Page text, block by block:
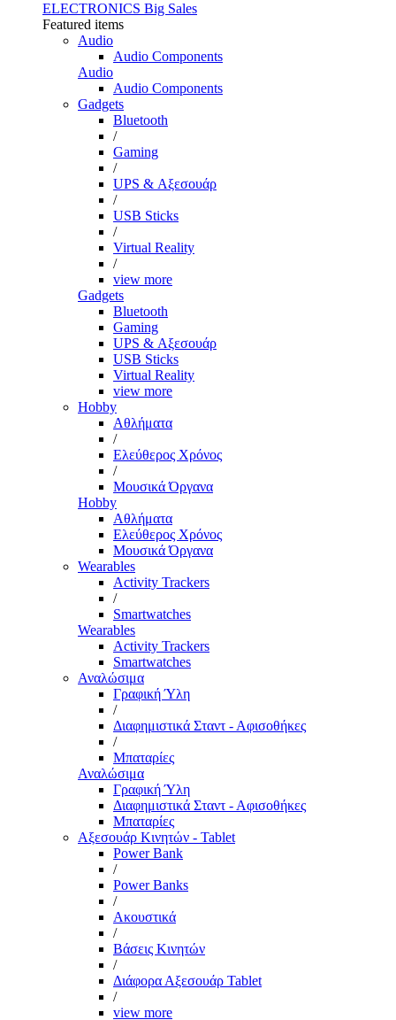
ELECTRONICS Big Sales
Featured items
Audio
Audio Components
Audio
Audio Components
Gadgets
Bluetooth
/
Gaming
/
UPS & Αξεσουάρ
/
USB Sticks
/
Virtual Reality
/
view more
Gadgets
Bluetooth
Gaming
UPS & Αξεσουάρ
USB Sticks
Virtual Reality
view more
Hobby
Αθλήματα
/
Ελεύθερος Χρόνος
/
Μουσικά Όργανα
Hobby
Αθλήματα
Ελεύθερος Χρόνος
Μουσικά Όργανα
Wearables
Activity Trackers
/
Smartwatches
Wearables
Activity Trackers
Smartwatches
Αναλώσιμα
Γραφική Ύλη
/
Διαφημιστικά Σταντ - Αφισοθήκες
/
Μπαταρίες
Αναλώσιμα
Γραφική Ύλη
Διαφημιστικά Σταντ - Αφισοθήκες
Μπαταρίες
Αξεσουάρ Κινητών - Tablet
Power Bank
/
Power Banks
/
Ακουστικά
/
Βάσεις Κινητών
/
Διάφορα Αξεσουάρ Tablet
/
view more